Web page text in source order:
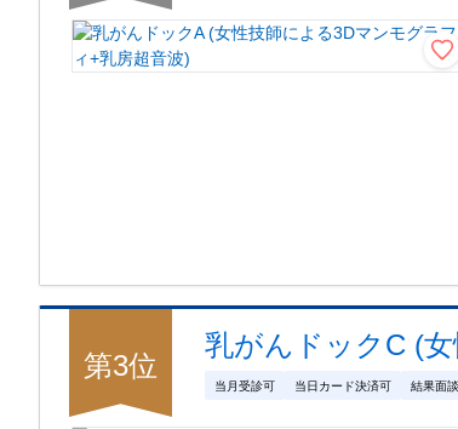
第3位
乳がんドックC (
当月受診可 当日カード決済可 結果面